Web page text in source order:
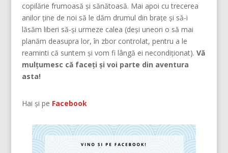
copilărie frumoasă şi sănătoasă. Mai apoi cu trecerea
anilor ține de noi să le dăm drumul din braţe și să-i
lăsăm liberi să-și urmeze calea (deşi uneori o să mai
planăm deasupra lor, în zbor controlat, pentru a le
reaminti că suntem şi vom fi lângă ei necondiţionat). Vă
mulțumesc că faceți și voi parte din aventura
asta!
Hai și pe Facebook